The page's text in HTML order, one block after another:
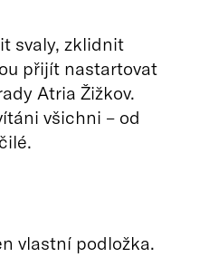
svaly, zklidnit
přijít nastartovat
Atria Žižkov.
všichni – od
vlastní podložka.